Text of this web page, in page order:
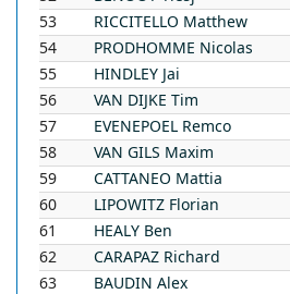
53
RICCITELLO Matthew
54
PRODHOMME Nicolas
55
HINDLEY Jai
56
VAN DIJKE Tim
57
EVENEPOEL Remco
58
VAN GILS Maxim
59
CATTANEO Mattia
60
LIPOWITZ Florian
61
HEALY Ben
62
CARAPAZ Richard
63
BAUDIN Alex